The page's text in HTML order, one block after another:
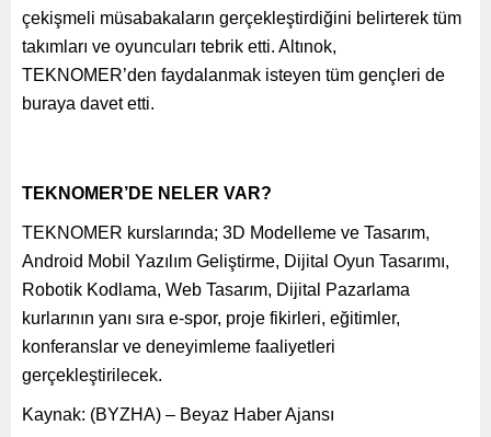
çekişmeli müsabakaların gerçekleştirdiğini belirterek tüm
takımları ve oyuncuları tebrik etti. Altınok,
TEKNOMER’den faydalanmak isteyen tüm gençleri de
buraya davet etti.
TEKNOMER’DE NELER VAR?
TEKNOMER kurslarında; 3D Modelleme ve Tasarım,
Android Mobil Yazılım Geliştirme, Dijital Oyun Tasarımı,
Robotik Kodlama, Web Tasarım, Dijital Pazarlama
kurlarının yanı sıra e-spor, proje fikirleri, eğitimler,
konferanslar ve deneyimleme faaliyetleri
gerçekleştirilecek.​
Kaynak: (BYZHA) – Beyaz Haber Ajansı